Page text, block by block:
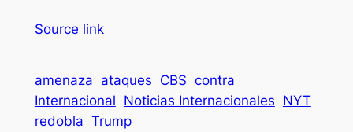
Source link
amenaza ataques CBS contra
Internacional Noticias Internacionales NYT
redobla Trump